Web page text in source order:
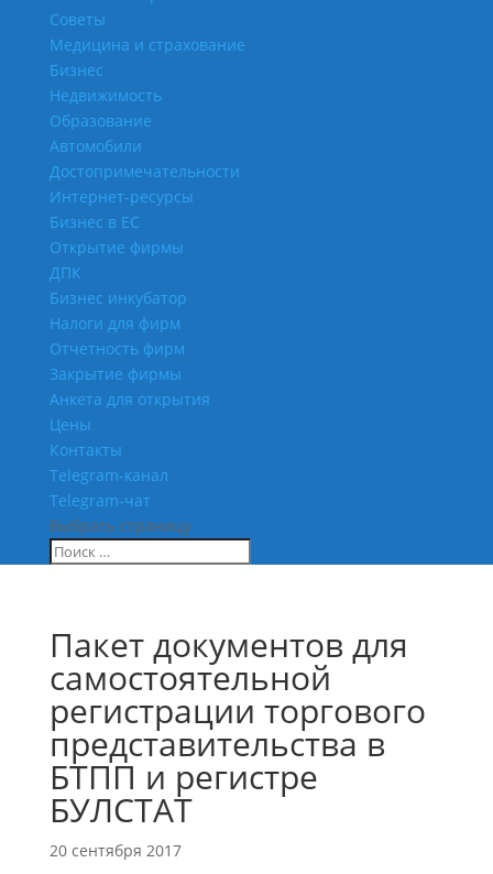
Советы
Медицина и страхование
Бизнес
Недвижимость
Образование
Автомобили
Достопримечательности
Интернет-ресурсы
Бизнес в ЕС
Открытие фирмы
ДПК
Бизнес инкубатор
Налоги для фирм
Отчетность фирм
Закрытие фирмы
Анкета для открытия
Цены
Контакты
Telegram-канал
Telegram-чат
Выбрать страницу
Пакет документов для
самостоятельной
регистрации торгового
представительства в
БТПП и регистре
БУЛСТАТ
20 сентября 2017